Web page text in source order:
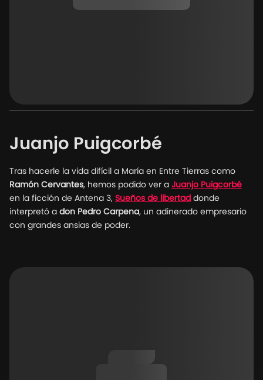
Juanjo Puigcorbé
Tras hacerle la vida difícil a María en Entre Tierras como
Ramón Cervantes, hemos podido ver a Juanjo Puigcorbé
en la ficción de Antena 3, Sueños de libertad donde
interpretó a don Pedro Carpena, un adinerado empresario
con grandes ansias de poder.